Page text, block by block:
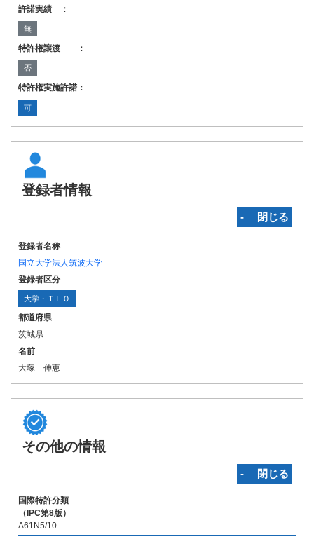
許諾実績 ：
無
特許権譲渡 ：
否
特許権実施許諾：
可
登録者情報
‐ 閉じる
登録者名称
国立大学法人筑波大学
登録者区分
大学・ＴＬＯ
都道府県
茨城県
名前
大塚 伸恵
その他の情報
‐ 閉じる
国際特許分類
（IPC第8版）
A61N5/10